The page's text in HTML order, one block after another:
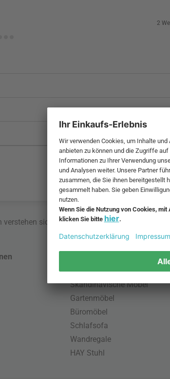
2
verstehen sich inklusive MwSt. und zzgl.
Skandinavische Möbel
Gartenmöbel
Büromöbel
Schlafsofa
Wandregale
HAY Stuhl